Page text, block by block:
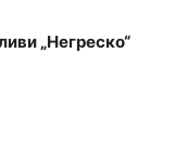
„Негреско“